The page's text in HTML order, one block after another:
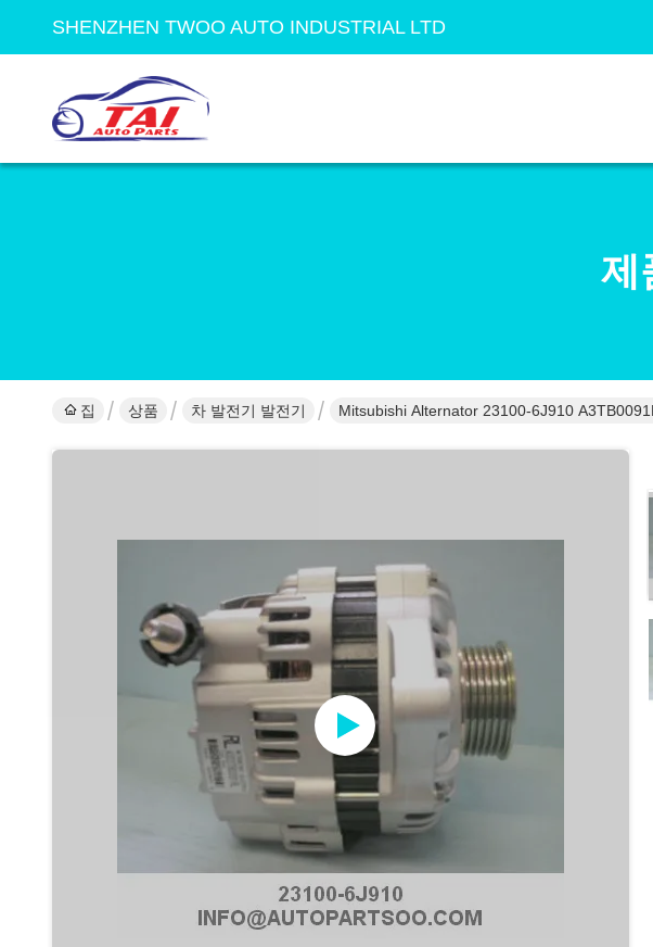
SHENZHEN TWOO AUTO INDUSTRIAL LTD
제
집 상품 차 발전기 발전기 Mitsubishi Alternator 23100-6J910